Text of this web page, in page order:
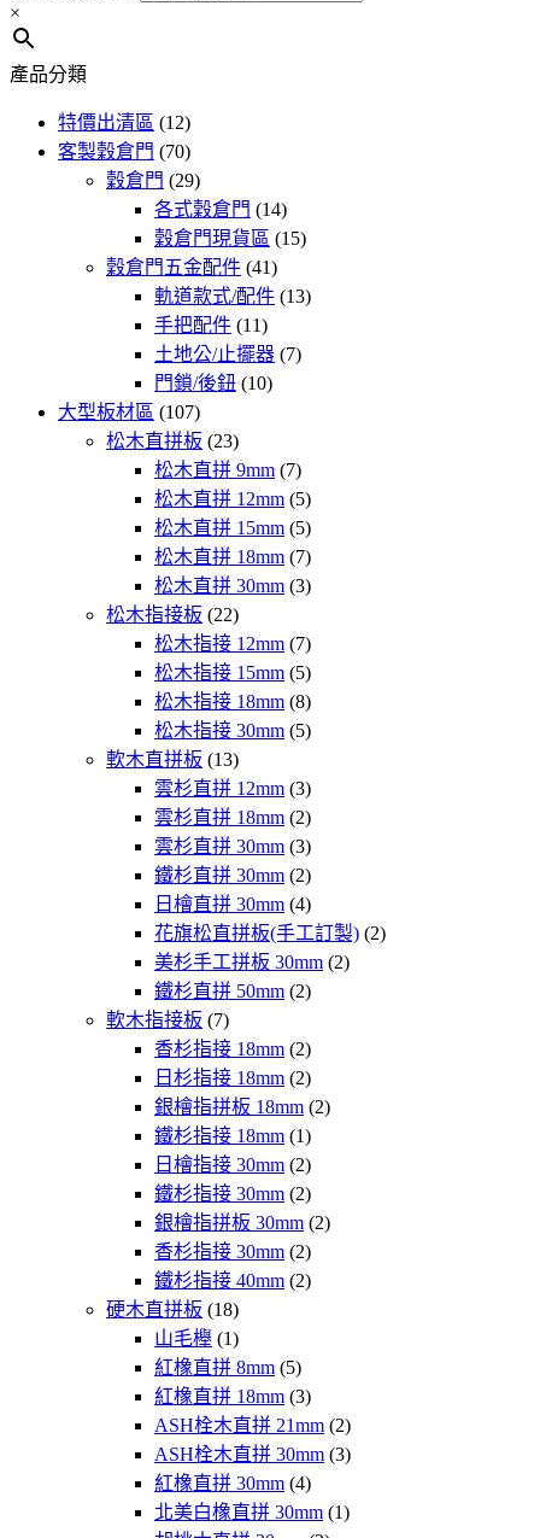
×
產品分類
特價出清區 (12)
客製穀倉門 (70)
穀倉門 (29)
各式穀倉門 (14)
穀倉門現貨區 (15)
穀倉門五金配件 (41)
軌道款式/配件 (13)
手把配件 (11)
土地公/止擺器 (7)
門鎖/後鈕 (10)
大型板材區 (107)
松木直拼板 (23)
松木直拼 9mm (7)
松木直拼 12mm (5)
松木直拼 15mm (5)
松木直拼 18mm (7)
松木直拼 30mm (3)
松木指接板 (22)
松木指接 12mm (7)
松木指接 15mm (5)
松木指接 18mm (8)
松木指接 30mm (5)
軟木直拼板 (13)
雲杉直拼 12mm (3)
雲杉直拼 18mm (2)
雲杉直拼 30mm (3)
鐵杉直拼 30mm (2)
日檜直拼 30mm (4)
花旗松直拼板(手工訂製) (2)
美杉手工拼板 30mm (2)
鐵杉直拼 50mm (2)
軟木指接板 (7)
香杉指接 18mm (2)
日杉指接 18mm (2)
銀檜指拼板 18mm (2)
鐵杉指接 18mm (1)
日檜指接 30mm (2)
鐵杉指接 30mm (2)
銀檜指拼板 30mm (2)
香杉指接 30mm (2)
鐵杉指接 40mm (2)
硬木直拼板 (18)
山毛櫸 (1)
紅橡直拼 8mm (5)
紅橡直拼 18mm (3)
ASH栓木直拼 21mm (2)
ASH栓木直拼 30mm (3)
紅橡直拼 30mm (4)
北美白橡直拼 30mm (1)